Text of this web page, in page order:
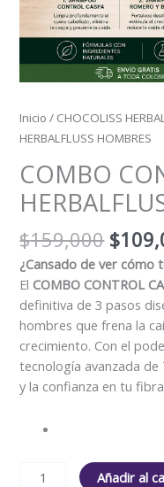
Inicio / CHOCOLISS
HERBALFLUSS HOMBRES
COMBO
$159,000 $
¿Cansado de ver cómo
El COMBO CONTROL
definitiva de 3 pasos
hombres que frena la
crecimiento. Con el
tecnología avanzada de
y la confianza en tu
Añadir al